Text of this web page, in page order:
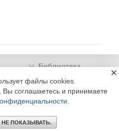
Библиотека
Реклама
«МЕДИА ТЕХНОЛОДЖИ» +7 (495) 665-00-
файлы cookies.
соглашаетесь и принимаете
ПОКАЗЫВАТЬ.
×